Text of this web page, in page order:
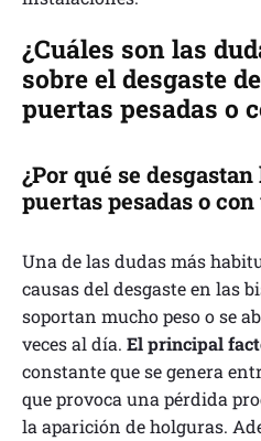
¿Cuáles son las
sobre el desgaste
puertas pesadas o
¿Por qué se
puertas pesadas o
Una de las dudas más
causas del desgaste en las
soportan mucho peso o se
veces al día. El principal
constante que se genera
que provoca una pérdida
la aparición de holguras.